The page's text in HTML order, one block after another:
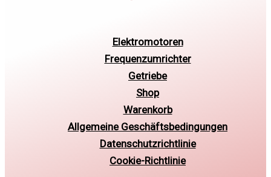
Elektromotoren
Frequenzumrichter
Getriebe
Shop
Warenkorb
Allgemeine Geschäftsbedingungen
Datenschutzrichtlinie
Cookie-Richtlinie